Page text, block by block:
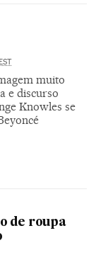
muito
e discurso
Knowles se
de roupa